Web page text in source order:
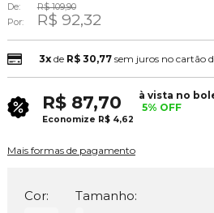
De:
R$ 109,90
Por:
R$ 92,32
3xde R$ 30,77 sem juros no cartão
R$ 87,70
à vista no
5% OFF
Economize R$ 4,62
Mais formas de pagamento
Cor: Tamanho: